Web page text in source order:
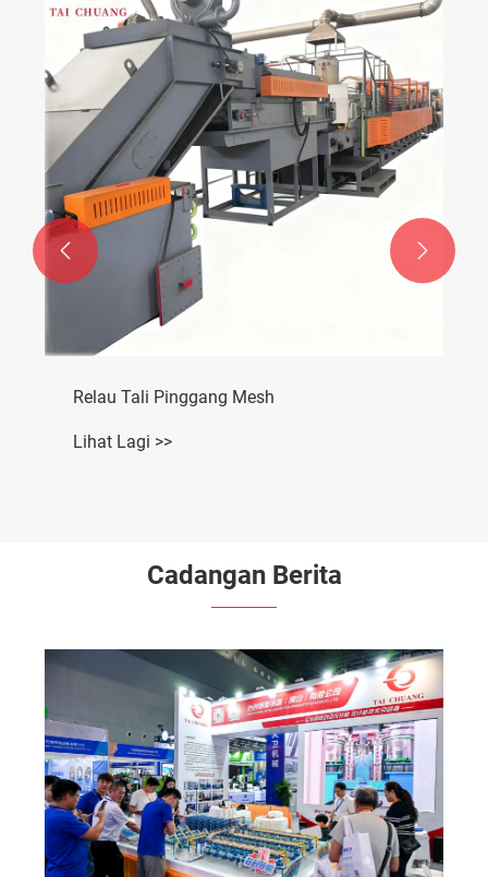
Relau Tali Pinggang Mesh
Lihat Lagi >>
 
Cadangan Berita